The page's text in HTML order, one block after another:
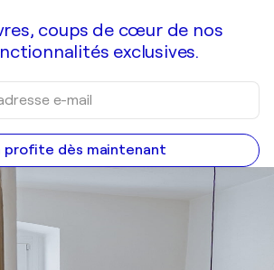
coups de cœur de nos
exclusives.
profite dès maintenant